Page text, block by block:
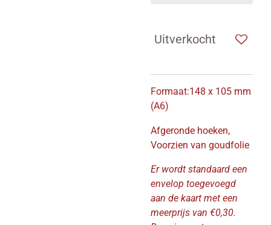
Uitverkocht
Formaat:148 x 105 mm
(A6)
Afgeronde hoeken,
Voorzien van goudfolie
Er wordt standaard een
envelop toegevoegd
aan de kaart met een
meerprijs van €0,30.